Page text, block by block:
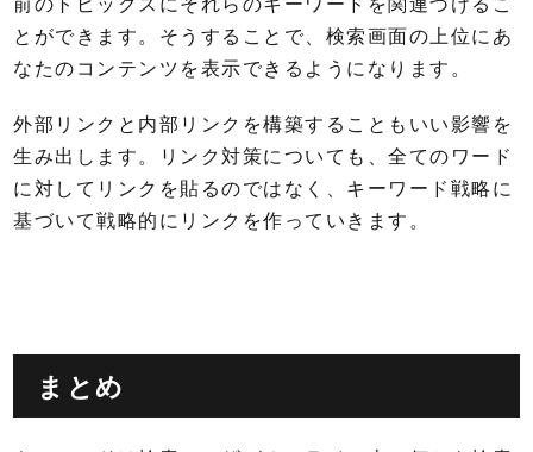
とができます。そうすることで、検索画面の上位にあ
なたのコンテンツを表示できるようになります。
外部リンクと内部リンクを構築することもいい影響を
生み出します。リンク対策についても、全てのワード
に対してリンクを貼るのではなく、キーワード戦略に
基づいて戦略的にリンクを作っていきます。
まとめ